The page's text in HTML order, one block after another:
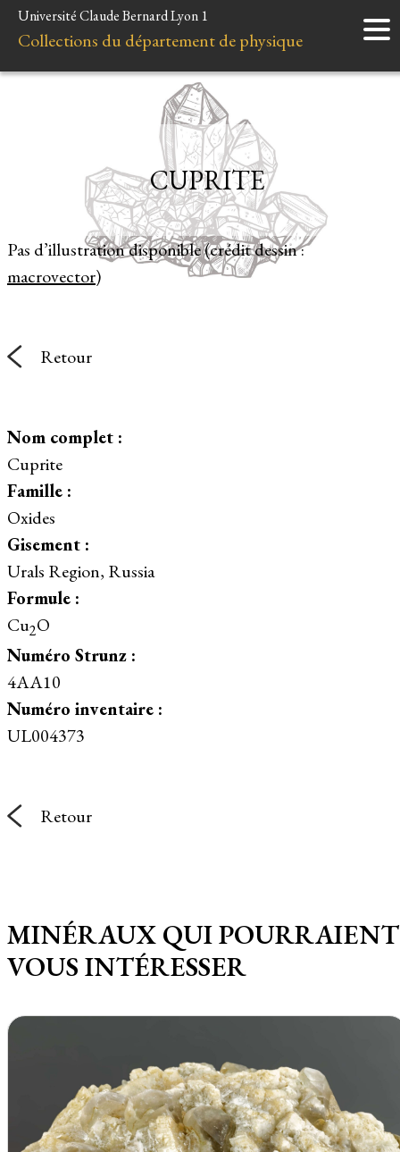
Accueil
Instruments
Liens et ressources
Université Claude Bernard Lyon 1
Collections du département de physique
Pas d’illustration disponible (crédit dessin :
macrovector)
CUPRITE
Retour
Nom complet :
Cuprite
Famille :
Oxides
Gisement :
Urals Region, Russia
Formule :
Cu2O
Numéro Strunz :
4AA10
Numéro inventaire :
UL004373
Retour
MINÉRAUX QUI POURRAIENT
VOUS INTÉRESSER